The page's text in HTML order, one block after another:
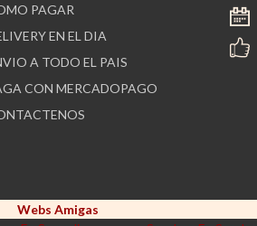
PAGAR
EN EL DIA
A TODO EL PAIS
CON MERCADOPAGO
Webs Amigas